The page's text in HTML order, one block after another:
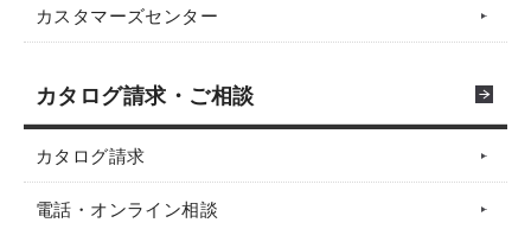
カスタマーズセンター
カタログ請求・ご相談
カタログ請求
電話・オンライン相談